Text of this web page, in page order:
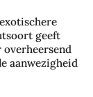
geeft
aanwezigheid